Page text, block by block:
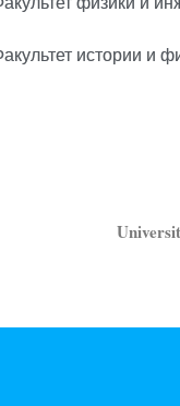
истории и